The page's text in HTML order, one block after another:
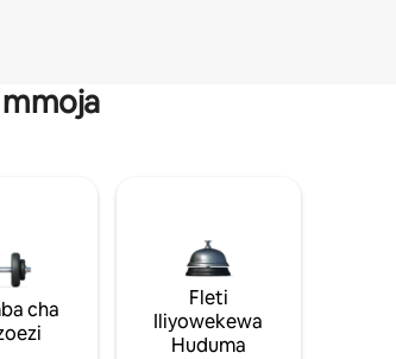
cha
Fleti
Iliyowekewa
Huduma